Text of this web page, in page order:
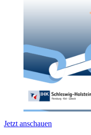
Jetzt anschauen